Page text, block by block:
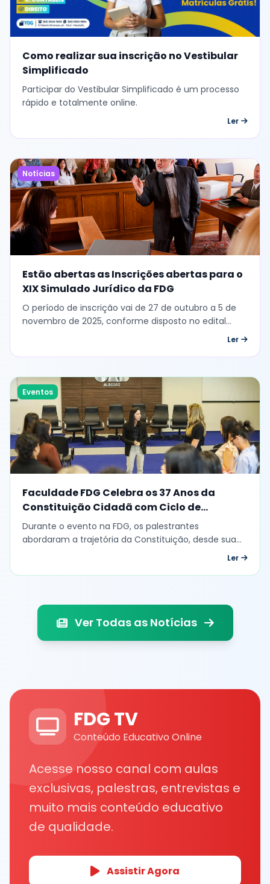
Como realizar sua inscrição no Vestibular
Simplificado
Participar do Vestibular Simplificado é um processo
rápido e totalmente online.
Notícias
Estão abertas as Inscrições abertas para o
O período de inscrição vai de 27 de outubro a 5 de
novembro de 2025, conforme disposto no edital
com o Regimento Interno da FDG.
Eventos
Faculdade FDG Celebra os 37 Anos da
Constituição Cidadã com Ciclo de
Palestras
Durante o evento na FDG, os palestrantes
abordaram a trajetória da Constituição, desde sua
Ver Todas as Notícias
FDG TV
Acesse nosso canal com aulas
exclusivas, palestras, entrevistas e
muito mais conteúdo educativo
de qualidade.
Assistir Agora